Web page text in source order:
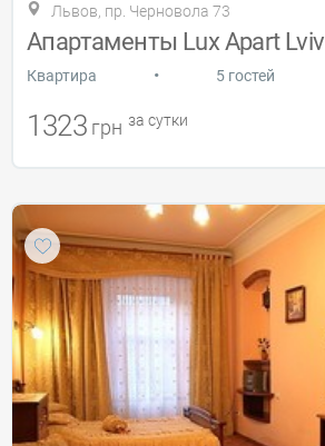
Львов, пр. Черновола 73
Апартаменты Lux Apart Lviv
Квартира • 5 гостей
1323 грн за сутки